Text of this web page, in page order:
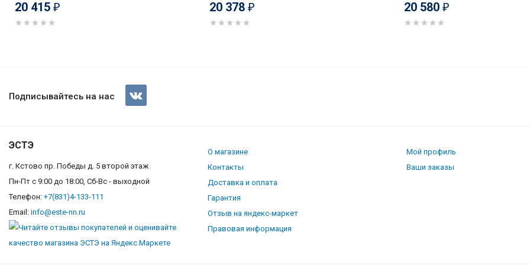
20 415 ₽ 20 378 ₽ 20 580 ₽
De Luxe 506040.04 г (кр)
Подписывайтесь на нас
ЭСТЭ
г. Кстово пр. Победы д. 5 второй этаж
Пн-Пт с 9:00 до 18:00, Сб-Вс - выходной
Телефон: +7(831)4-133-111
Email: info@este-nn.ru
О магазине
Контакты
Доставка и оплата
Гарантия
Отзыв на яндекс-маркет
Правовая информация
Мой профиль
Ваши заказы